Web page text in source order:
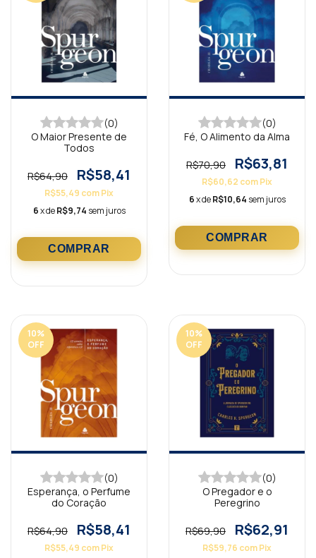
(0)
O Maior Presente de
Todos
R$64,90 R$58,41
R$55,49 comPix
6x deR$9,74 sem juros
(0)
Fé, O Alimento da Alma
R$70,90 R$63,81
R$60,62 comPix
6x deR$10,64 sem juros
10%
OFF
(0)
Esperança, o Perfume
do Coração
R$64,90 R$58,41
R$55,49 comPix
10%
OFF
(0)
O Pregador e o
Peregrino
R$69,90 R$62,91
R$59,76 comPix